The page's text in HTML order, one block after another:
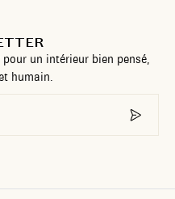
un intérieur bien pensé,
humain.